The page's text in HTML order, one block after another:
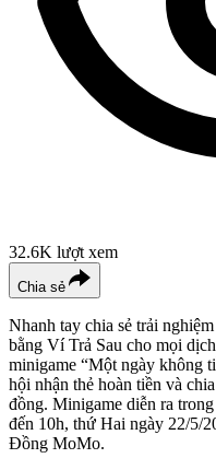
32.6K lượt xem
Chia sẻ
Nhanh tay chia sẻ trải
bằng Ví Trả Sau cho mọi
minigame “Một ngày không
hội nhận thẻ hoàn tiền và
đồng. Minigame diễn ra
đến 10h, thứ Hai ngày 22/5/
Đồng MoMo.